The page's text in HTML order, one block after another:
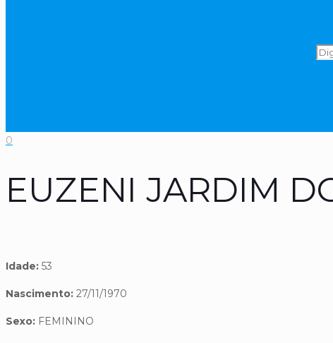
0
EUZENI JARDIM
Idade: 53
Nascimento: 27/11/1970
Sexo: FEMININO